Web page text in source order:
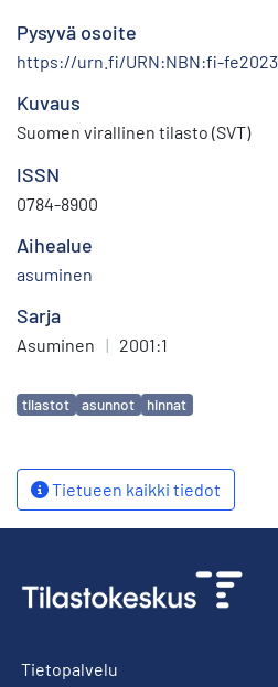
Pysyvä osoite
https://urn.fi/URN:NBN:fi-
Kuvaus
Suomen virallinen tilasto (SVT)
ISSN
0784-8900
Aihealue
asuminen
Sarja
Asuminen | 2001:1
Avainsanat
tilastot asunnot hinnat
Tietueen kaikki tiedot
Tietopalvelu